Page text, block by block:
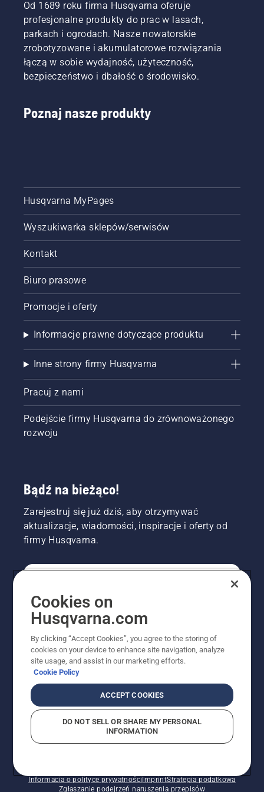
samojezdnych
Husqvarna
i wybierz
maszynę
idealną
Twojego
możliwe?
Zwróciliśmy
się do
jednego
z
najlepszych
ekspertów
aby
przewodnik
krok po
kroku
dotyczący
naprawy
trawnika
Od 1689 roku firma Husqvarna oferuje
profesjonalne produkty do prac w lasach,
parkach i ogrodach. Nasze nowatorskie
zrobotyzowane i akumulatorowe rozwiązania
łączą w sobie wydajność, użyteczność,
bezpieczeństwo i dbałość o środowisko.
Poznaj nasze produkty
Husqvarna MyPages
Wyszukiwarka sklepów/serwisów
Kontakt
Biuro prasowe
Promocje i oferty
Informacje prawne dotyczące produktu
Inne strony firmy Husqvarna
Pracuj z nami
Podejście firmy Husqvarna do zrównoważonego
rozwoju
Bądź na bieżąco!
Zarejestruj się już dziś, aby otrzymywać
aktualizacje, wiadomości, inspiracje i oferty od
firmy Husqvarna.
PROFESJONALISTA
Informacja o polityce prywatności ImprintStrategia podatkowa
Zgłaszanie podejrzeń naruszenia przepisów
Cookies on
Husqvarna.com
By clicking “Accept Cookies”, you agree to the storing of
cookies on your device to enhance site navigation, analyze
site usage, and assist in our marketing efforts.
Cookie Policy
ACCEPT COOKIES
DO NOT SELL OR SHARE MY PERSONAL
INFORMATION